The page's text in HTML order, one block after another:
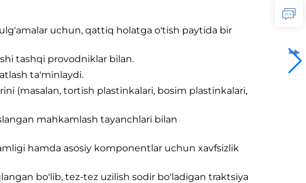
uchun, qattiq holatga o'tish paytida bir
tashqi provodniklar bilan.
ta'minlaydi.
(masalan, tortish plastinkalari, bosim plastinkalari,
mahkamlash tayanchlari bilan
hamda asosiy komponentlar uchun xavfsizlik
bo'lib, tez-tez uzilish sodir bo'ladigan traktsiya